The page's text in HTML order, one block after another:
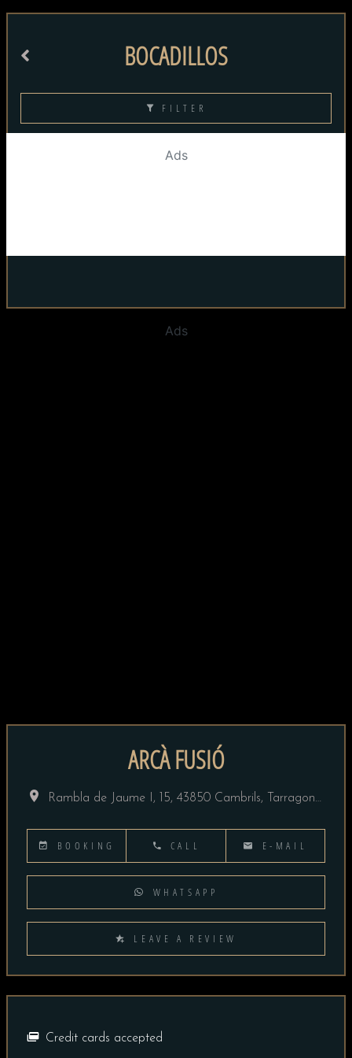
BOCADILLOS
FILTER
Ads
Ads
ARCÀ FUSIÓ
Rambla de Jaume I, 15, 43850 Cambrils, Tarragona, España
BOOKING CALL E-MAIL
WHATSAPP
LEAVE A REVIEW
Credit cards accepted